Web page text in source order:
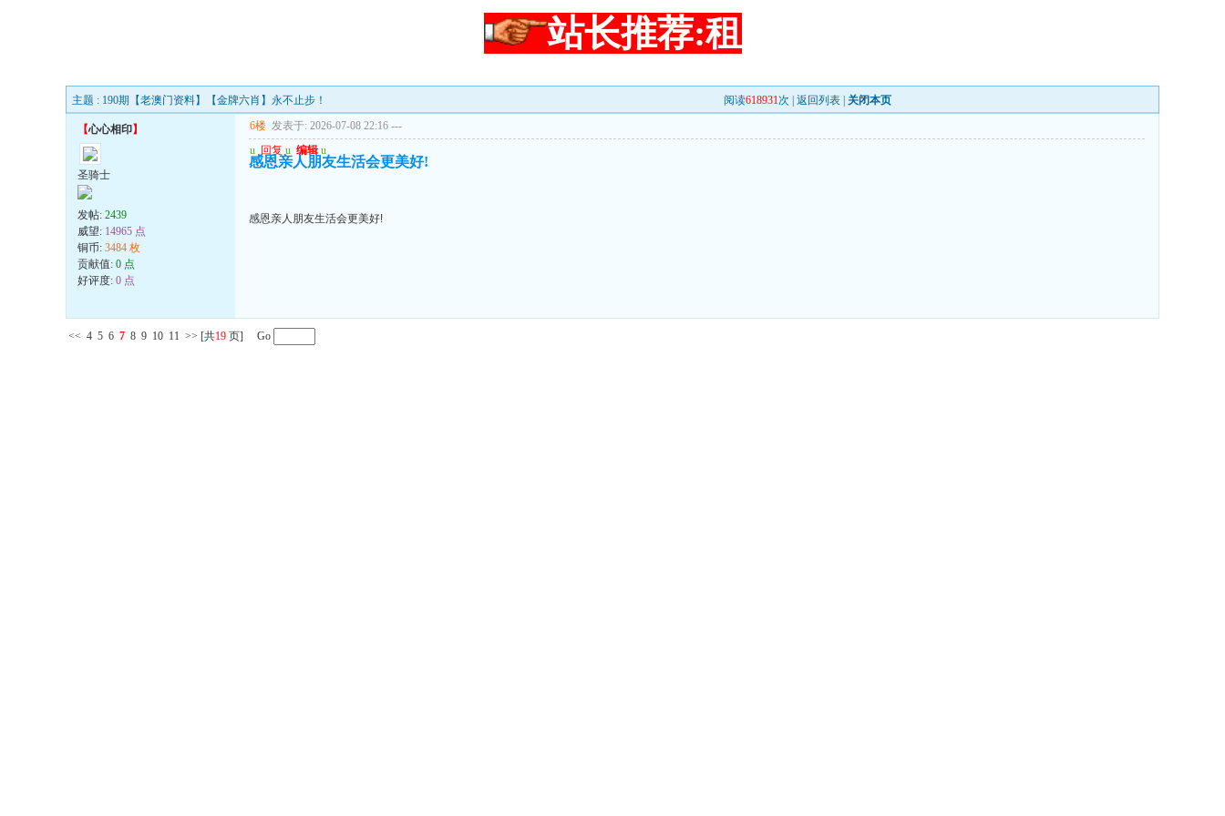
站长推荐:租
主题 : 190期【老澳门资料】【金牌六肖】永不止步！ 阅读618931次 | 返回列表 关闭本页
【心心相印】
圣骑士
发帖: 2439
威望: 14965 点
铜币: 3484 枚
贡献值: 0 点
好评度: 0 点
6楼 发表于: 2026-07-08 22:16 ---
u 回复 u 编辑 u
感恩亲人朋友生活会更美好!
感恩亲人朋友生活会更美好!
<< 4 5 6 7 8 9 10 11 >> [共19 页] Go